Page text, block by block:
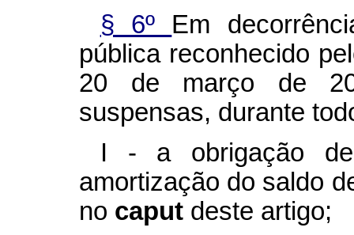
§ 6º Em
pública reconhecido
20 de março de
suspensas, durante
I - a obrigação de
amortização do saldo
no caput deste artigo;